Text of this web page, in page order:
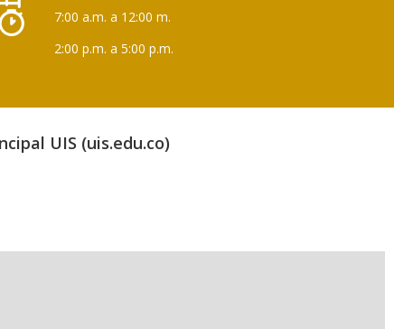
7:00 a.m. a 12:00 m.
2:00 p.m. a 5:00 p.m.
UIS (uis.edu.co)